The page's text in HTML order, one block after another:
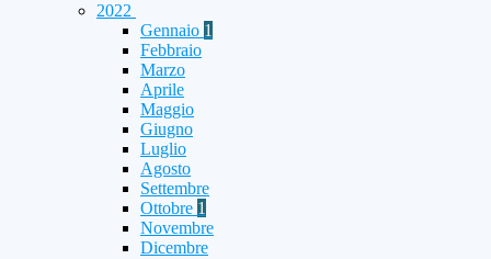
2022
Gennaio 1
Febbraio
Marzo
Aprile
Maggio
Giugno
Luglio
Agosto
Settembre
Ottobre 1
Novembre
Dicembre